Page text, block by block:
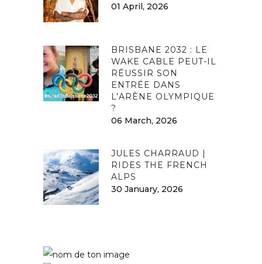
01 April, 2026
BRISBANE 2032 : LE
WAKE CABLE PEUT-IL
RÉUSSIR SON
ENTRÉE DANS
L’ARÈNE OLYMPIQUE
?
06 March, 2026
JULES CHARRAUD |
RIDES THE FRENCH
ALPS
30 January, 2026